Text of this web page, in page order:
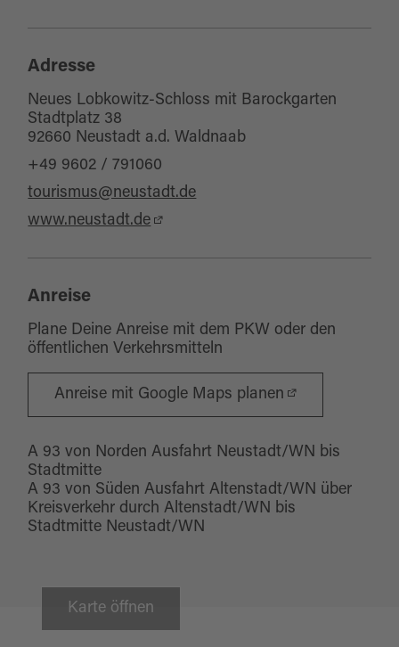
Adresse
Neues Lobkowitz-Schloss mit Barockgarten
Stadtplatz 38
92660 Neustadt a.d. Waldnaab
+49 9602 / 791060
tourismus@neustadt.de
www.neustadt.de
Anreise
Plane Deine Anreise mit dem PKW oder den
öffentlichen Verkehrsmitteln
Anreise mit Google Maps planen
A 93 von Norden Ausfahrt Neustadt/WN bis
Stadtmitte
A 93 von Süden Ausfahrt Altenstadt/WN über
Kreisverkehr durch Altenstadt/WN bis
Stadtmitte Neustadt/WN
Karte öffnen